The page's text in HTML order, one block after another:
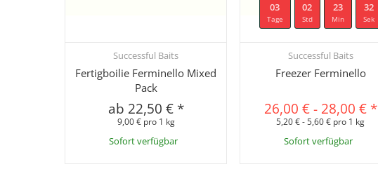
Schnellkauf
Successful Baits
Fertigboilie Ferminello Mixed
Pack
ab 22,50 € *
9,00 € pro 1 kg
Sofort verfügbar
03
Tage
02
Std
23
Min
31
Sek
Schnellkauf
Successful Baits
Freezer Ferminello
26,00 €- 28,00 € *
5,20 € - 5,60 € pro 1 kg
Sofort verfügbar